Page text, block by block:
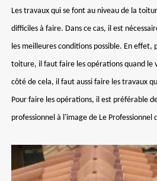
Les travaux qui se font au niveau de la
difficiles à faire. Dans ce cas, il est
les meilleures conditions possible. En
toiture, il faut faire les opérations quand le
côté de cela, il faut aussi faire les travaux
Pour faire les opérations, il est préférable
professionnel à l'image de Le Professionnel